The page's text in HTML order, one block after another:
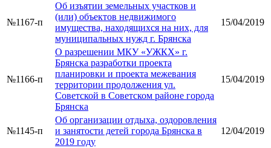
№1167-п
Об изъятии земельных участков и
(или) объектов недвижимого
имущества, находящихся на них, для
муниципальных нужд г. Брянска
15/04/2019
№1166-п
О разрешении МКУ «УЖКХ» г.
Брянска разработки проекта
планировки и проекта межевания
территории продолжения ул.
Советской в Советском районе города
Брянска
15/04/2019
№1145-п
Об организации отдыха, оздоровления
и занятости детей города Брянска в
2019 году
12/04/2019